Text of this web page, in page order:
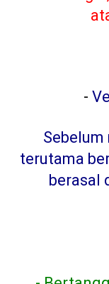
-
terutama
berasal